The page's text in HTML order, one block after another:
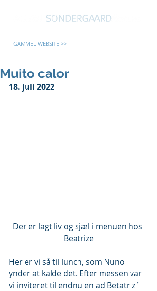
GAMMEL WEBSITE >>
Muito calor
18. juli 2022
Der er lagt liv og sjæl i menuen hos
Beatrize
Her er vi så til lunch, som Nuno
ynder at kalde det. Efter messen var
vi inviteret til endnu en ad Betatriz´